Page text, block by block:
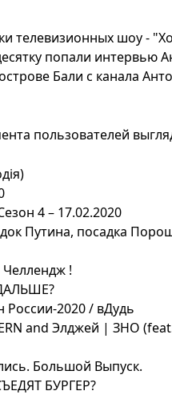
телевизионных шоу -
попали интервью
Бали c канала
пользователей
4 – 17.02.2020
Путина, посадка
!
России-2020 / вДудь
and Элджей | ЗНО
Большой Выпуск.
БУРГЕР?